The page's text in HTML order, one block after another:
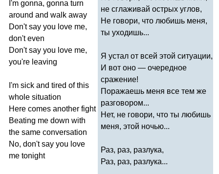
I'm gonna, gonna turn
around and walk away
Don't say you love me,
don't even
Don't say you love me,
you're leaving
I'm sick and tired of this
whole situation
Here comes another fight
Beating me down with
the same conversation
No, don't say you love
me tonight
не сглаживай острых углов,
Не говори, что любишь меня,
ты уходишь...
Я устал от всей этой ситуации,
И вот оно — очередное
сражение!
Поражаешь меня все тем же
разговором...
Нет, не говори, что ты любишь
меня, этой ночью...
Раз, раз, разлука,
Раз, раз, разлука...